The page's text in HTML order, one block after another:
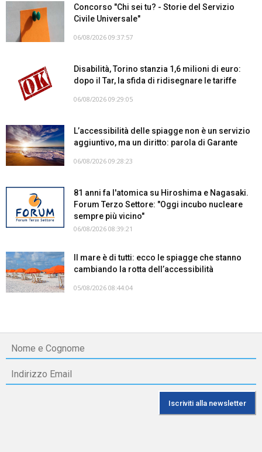
Concorso "Chi sei tu? - Storie del Servizio
Civile Universale"
06/08/2026 09:37:57
Disabilità, Torino stanzia 1,6 milioni di euro:
dopo il Tar, la sfida di ridisegnare le tariffe
06/08/2026 09:29:05
L’accessibilità delle spiagge non è un servizio
aggiuntivo, ma un diritto: parola di Garante
06/08/2026 09:28:23
81 anni fa l'atomica su Hiroshima e Nagasaki.
Forum Terzo Settore: "Oggi incubo nucleare
sempre più vicino"
06/08/2026 08:39:21
Il mare è di tutti: ecco le spiagge che stanno
cambiando la rotta dell’accessibilità
05/08/2026 08:44:04